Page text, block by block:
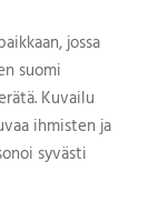
jossa
suomi
Kuvailu
ihmisten ja
syvästi